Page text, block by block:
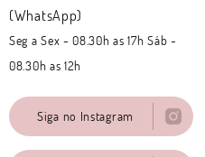
(WhatsApp)
Seg a Sex - 08.30h as 17h Sáb -
08.30h as 12h
Siga no Instagram